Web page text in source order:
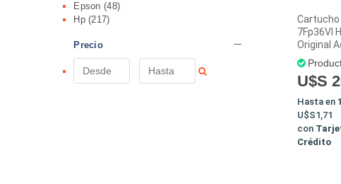
Epson(48)
Hp(217)
Precio
Cartucho
7Fp36Vl
Original
U$S
Hasta en
U$S1,71
con
Crédito